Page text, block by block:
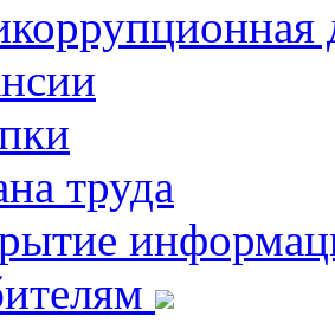
труда